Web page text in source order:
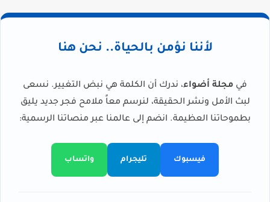
لأننا نؤمن بالحياة.. نحن هنا
في مجلة أضواء، ندرك أن الكلمة هي نبض التغيير. نسعى
لبث الأمل ونشر الحقيقة، لنرسم معاً ملامح فجر جديد يليق
بطموحاتنا العظيمة. انضم إلى عالمنا عبر منصاتنا الرسمية:
فيسبوك تليجرام واتساب